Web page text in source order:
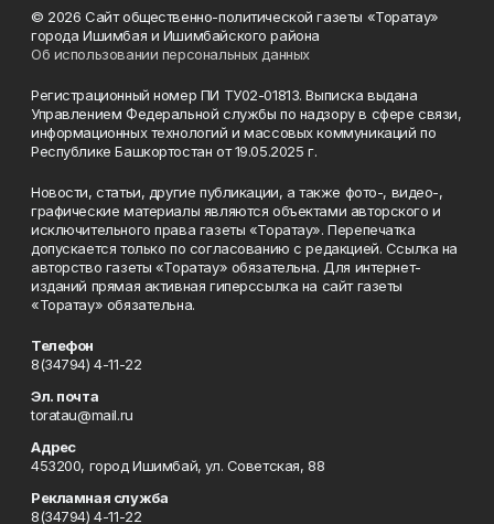
© 2026 Сайт общественно-политической газеты «Торатау»
города Ишимбая и Ишимбайского района
Об использовании персональных данных
Регистрационный номер ПИ ТУ02-01813. Выписка выдана
Управлением Федеральной службы по надзору в сфере связи,
информационных технологий и массовых коммуникаций по
Республике Башкортостан от 19.05.2025 г.
Новости, статьи, другие публикации, а также фото-, видео-,
графические материалы являются объектами авторского и
исключительного права газеты «Торатау». Перепечатка
допускается только по согласованию с редакцией. Ссылка на
авторство газеты «Торатау» обязательна. Для интернет-
изданий прямая активная гиперссылка на сайт газеты
«Торатау» обязательна.
Телефон
8(34794) 4-11-22
Эл. почта
toratau@mail.ru
Адрес
453200, город Ишимбай, ул. Советская, 88
Рекламная служба
8(34794) 4-11-22